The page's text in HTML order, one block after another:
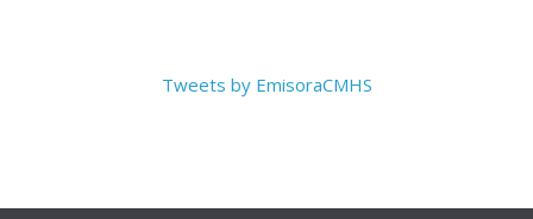
Tweets by EmisoraCMHS